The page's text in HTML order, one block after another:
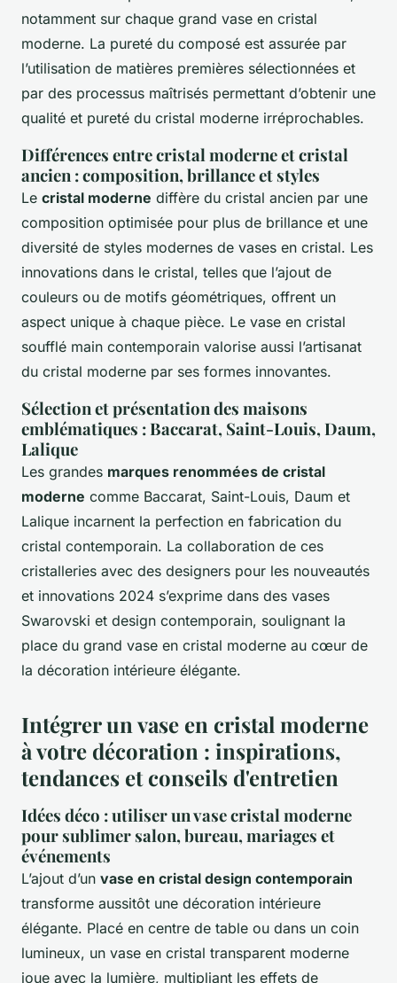
notamment sur chaque grand vase en cristal
moderne. La pureté du composé est assurée par
l’utilisation de matières premières sélectionnées et
par des processus maîtrisés permettant d’obtenir une
qualité et pureté du cristal moderne irréprochables.
Différences entre cristal moderne et cristal
ancien : composition, brillance et styles
Le cristal moderne diffère du cristal ancien par une
composition optimisée pour plus de brillance et une
diversité de styles modernes de vases en cristal. Les
innovations dans le cristal, telles que l’ajout de
couleurs ou de motifs géométriques, offrent un
aspect unique à chaque pièce. Le vase en cristal
soufflé main contemporain valorise aussi l’artisanat
du cristal moderne par ses formes innovantes.
Sélection et présentation des maisons
emblématiques : Baccarat, Saint-Louis, Daum,
Lalique
Les grandes marques renommées de cristal
moderne comme Baccarat, Saint-Louis, Daum et
Lalique incarnent la perfection en fabrication du
cristal contemporain. La collaboration de ces
cristalleries avec des designers pour les nouveautés
et innovations 2024 s’exprime dans des vases
Swarovski et design contemporain, soulignant la
place du grand vase en cristal moderne au cœur de
la décoration intérieure élégante.
Intégrer un vase en cristal moderne
à votre décoration : inspirations,
tendances et conseils d'entretien
Idées déco : utiliser un vase cristal moderne
pour sublimer salon, bureau, mariages et
événements
L’ajout d’un vase en cristal design contemporain
transforme aussitôt une décoration intérieure
élégante. Placé en centre de table ou dans un coin
lumineux, un vase en cristal transparent moderne
joue avec la lumière, multipliant les effets de